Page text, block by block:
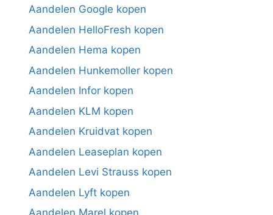
Aandelen Google kopen
Aandelen HelloFresh kopen
Aandelen Hema kopen
Aandelen Hunkemoller kopen
Aandelen Infor kopen
Aandelen KLM kopen
Aandelen Kruidvat kopen
Aandelen Leaseplan kopen
Aandelen Levi Strauss kopen
Aandelen Lyft kopen